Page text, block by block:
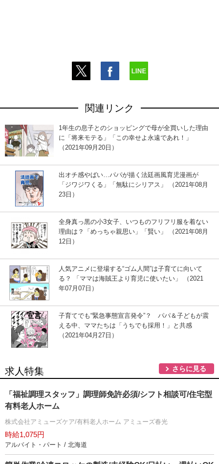
関連リンク
1年生の息子とのショッピングで母が全買いした理由
に「将来モテる」「この幸せよ永遠であれ！」
（2021年09月20日）
出オチ感やばい…パパが描く法廷画風育児漫画が
「ジワジワくる」「無駄にシリアス」 （2021年08月
23日）
全身真っ黒の小3女子、いつものフリフリ服を着ない
理由は？「めっちゃ親思い」「賢い」 （2021年08月
12日）
人気アニメに登場する“ゴム人間”は子育てに向いて
る？ 「ママは海賊王より育児に使いたい」 （2021
年07月07日）
子育てでも“緊急事態宣言発令”？ パパ＆子どもが震
える中、ママたちは「うちでも採用！」と共感
（2021年04月27日）
求人特集 さらに見る
「福祉調理スタッフ」調理師免許必須/シフト相談可/住宅型
有料老人ホーム
株式会社アミューズケア/有料老人ホーム アミューズ春光
時給1,075円
アルバイト・パート / 北海道